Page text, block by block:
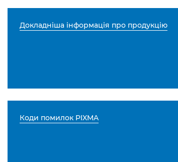
Докладніша інформація про продукцію
Коди помилок PIXMA